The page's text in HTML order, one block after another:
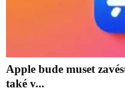
Apple bude muset
také v...